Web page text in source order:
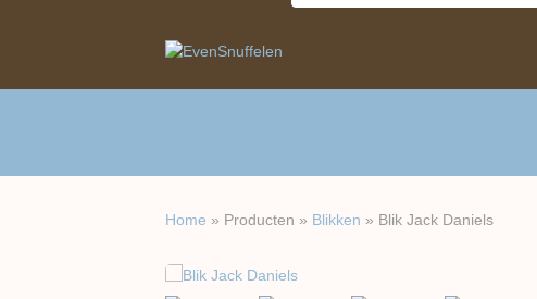
Home » Producten » Blikken » Blik Jack Daniels